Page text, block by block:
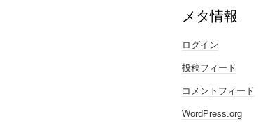
メタ情報
ログイン
投稿フィード
コメントフィード
WordPress.org